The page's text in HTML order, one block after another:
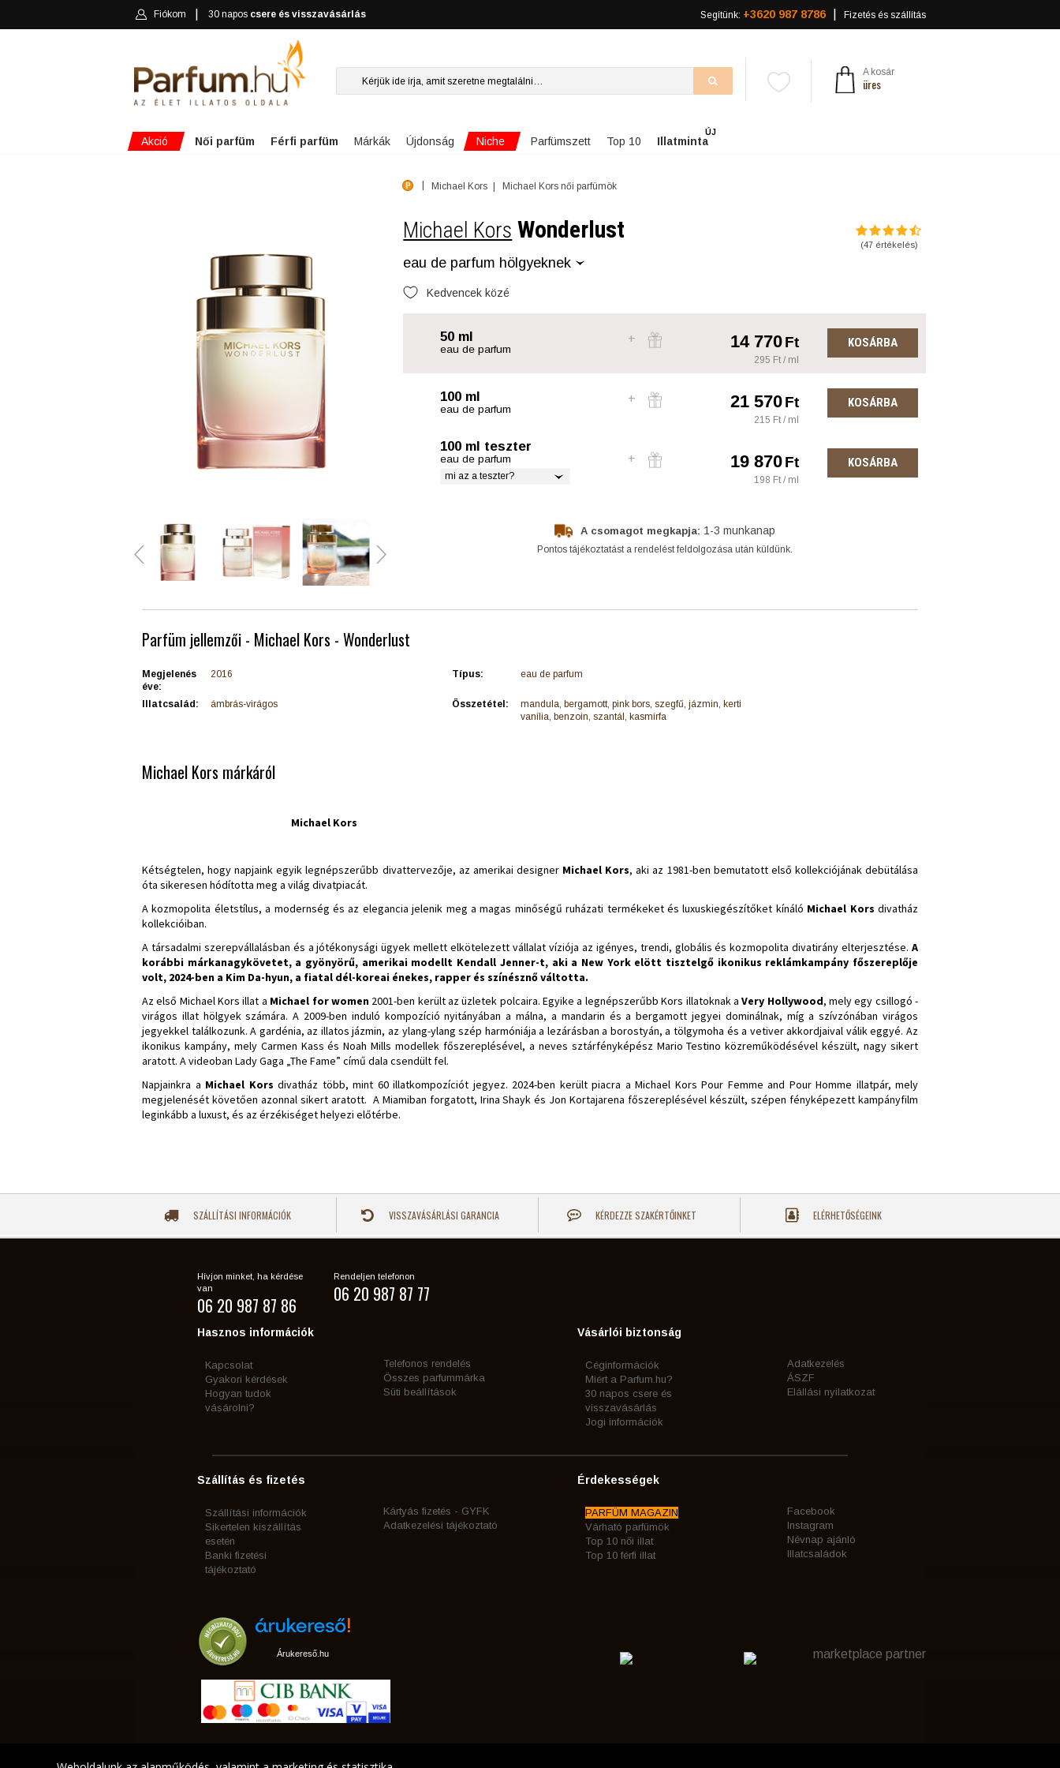
Fiókom 30 napos csere és visszavásárlás Segítünk: +3620 987 8786 Fizetés és szállítás
A kosár
üres
Akció Női parfüm Férfi parfüm Márkák Újdonság Niche Parfümszett Top 10 Illatminta
ÚJ
Michael Kors Michael Kors női parfümök
Michael Kors Wonderlust
eau de parfum hölgyeknek
Kedvencek közé
(47értékelés)
50 ml
eau de parfum 14 770Ft
295 Ft / ml
KOSÁRBA
100 ml
eau de parfum 21 570Ft
215 Ft / ml
KOSÁRBA
100 ml teszter
eau de parfum
mi az a teszter?
19 870Ft
198 Ft / ml
KOSÁRBA
A csomagot megkapja: 1-3 munkanap
Pontos tájékoztatást a rendelést feldolgozása után küldünk.
Parfüm jellemzői - Michael Kors - Wonderlust
Megjelenés
éve:
2016 Típus: eau de parfum
Illatcsalád: ámbrás-virágos Összetétel:
mandula, bergamott, pink bors, szegfű, jázmin, kerti
vanília, benzoin, szantál, kasmírfa
Michael Kors márkáról
Michael Kors
Kétségtelen, hogy napjaink egyik legnépszerűbb divattervezője, az amerikai designer Michael Kors, aki az 1981-ben bemutatott első kollekciójának debütálása
óta sikeresen hódította meg a világ divatpiacát.
A kozmopolita életstílus, a modernség és az elegancia jelenik meg a magas minőségű ruházati termékeket és luxuskiegészítőket kínáló Michael Kors divatház
kollekcióiban.
A társadalmi szerepvállalásban és a jótékonysági ügyek mellett elkötelezett vállalat víziója az igényes, trendi, globális és kozmopolita divatirány elterjesztése. A
korábbi márkanagykövetet, a gyönyörű, amerikai modellt Kendall Jenner-t, aki a New York elött tisztelgő ikonikus reklámkampány főszereplője
volt, 2024-ben a Kim Da-hyun, a fiatal dél-koreai énekes, rapper és színésznő váltotta.
Az első Michael Kors illat a Michael for women 2001-ben került az üzletek polcaira. Egyike a legnépszerűbb Kors illatoknak aVery Hollywood, mely egy csillogó -
virágos illat hölgyek számára. A 2009-ben induló kompozíció nyitányában a málna, a mandarin és a bergamott jegyei dominálnak, míg a szívzónában virágos
jegyekkel találkozunk. A gardénia, az illatos jázmin, az ylang-ylang szép harmóniája a lezárásban a borostyán, a tölgymoha és a vetiver akkordjaival válik eggyé. Az
ikonikus kampány, mely Carmen Kass és Noah Mills modellek főszereplésével, a neves sztárfényképész Mario Testino közreműködésével készült, nagy sikert
aratott. A videoban Lady Gaga „The Fame” című dala csendült fel.
Napjainkra a Michael Kors divatház több, mint 60 illatkompozíciót jegyez. 2024-ben került piacra a Michael Kors Pour Femme and Pour Homme illatpár, mely
megjelenését követően azonnal sikert aratott. A Miamiban forgatott, Irina Shayk és Jon Kortajarena főszereplésével készült, szépen fényképezett kampányfilm
leginkább a luxust, és az érzékiséget helyezi előtérbe.
SZÁLLÍTÁSI INFORMÁCIÓK VISSZAVÁSÁRLÁSI GARANCIA KÉRDEZZE SZAKÉRTŐINKET ELÉRHETŐSÉGEINK
Hívjon minket, ha kérdése
van
06 20 987 87 86
Rendeljen telefonon
06 20 987 87 77
Hasznos információk
Kapcsolat
Gyakori kérdések
Hogyan tudok
vásárolni?
Telefonos rendelés
Összes parfummárka
Süti beállítások
Vásárlói biztonság
Céginformációk
Miért a Parfum.hu?
30 napos csere és
visszavásárlás
Jogi információk
Adatkezelés
ÁSZF
Elállási nyilatkozat
Szállítás és fizetés
Szállítási információk
Sikertelen kiszállítás
esetén
Banki fizetési
tájékoztató
Kártyás fizetés - GYFK
Adatkezelési tájékoztató
Érdekességek
PARFÜM MAGAZIN
Várható parfümök
Top 10 női illat
Top 10 férfi illat
Facebook
Instagram
Névnap ajánló
Illatcsaládok
Árukereső.hu marketplace partner